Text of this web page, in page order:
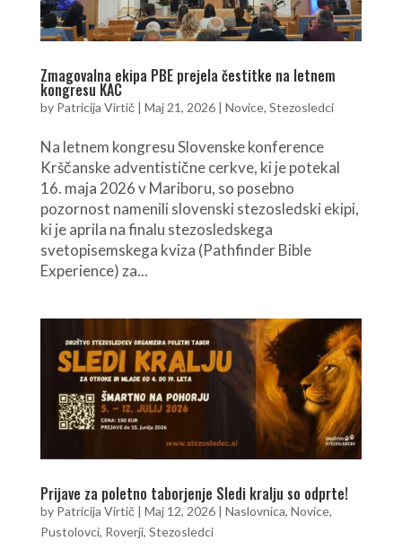
Zmagovalna ekipa PBE prejela čestitke na letnem
kongresu KAC
by Patricija Virtič| Maj 21, 2026| Novice, Stezosledci
Na letnem kongresu Slovenske konference
Krščanske adventistične cerkve, ki je potekal
16. maja 2026 v Mariboru, so posebno
pozornost namenili slovenski stezosledski ekipi,
ki je aprila na finalu stezosledskega
svetopisemskega kviza (Pathfinder Bible
Experience) za...
Prijave za poletno taborjenje Sledi kralju so odprte!
by Patricija Virtič| Maj 12, 2026| Naslovnica, Novice,
Pustolovci, Roverji, Stezosledci